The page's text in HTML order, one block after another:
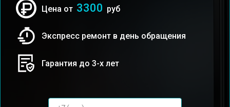
Цена от 3300 руб
Экспресс ремонт в день обращения
Гарантия до 3-х лет